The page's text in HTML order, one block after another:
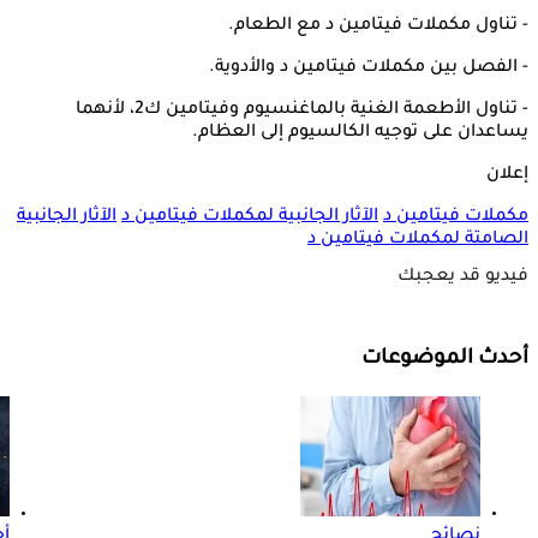
- تناول مكملات فيتامين د مع الطعام.
- الفصل بين مكملات فيتامين د والأدوية.
- تناول الأطعمة الغنية بالماغنسيوم وفيتامين ك2، لأنهما
يساعدان على توجيه الكالسيوم إلى العظام.
إعلان
مكملات فيتامين د الآثار الجانبية لمكملات فيتامين د الآثار الجانبية
الصامتة لمكملات فيتامين د
فيديو قد يعجبك
أحدث الموضوعات